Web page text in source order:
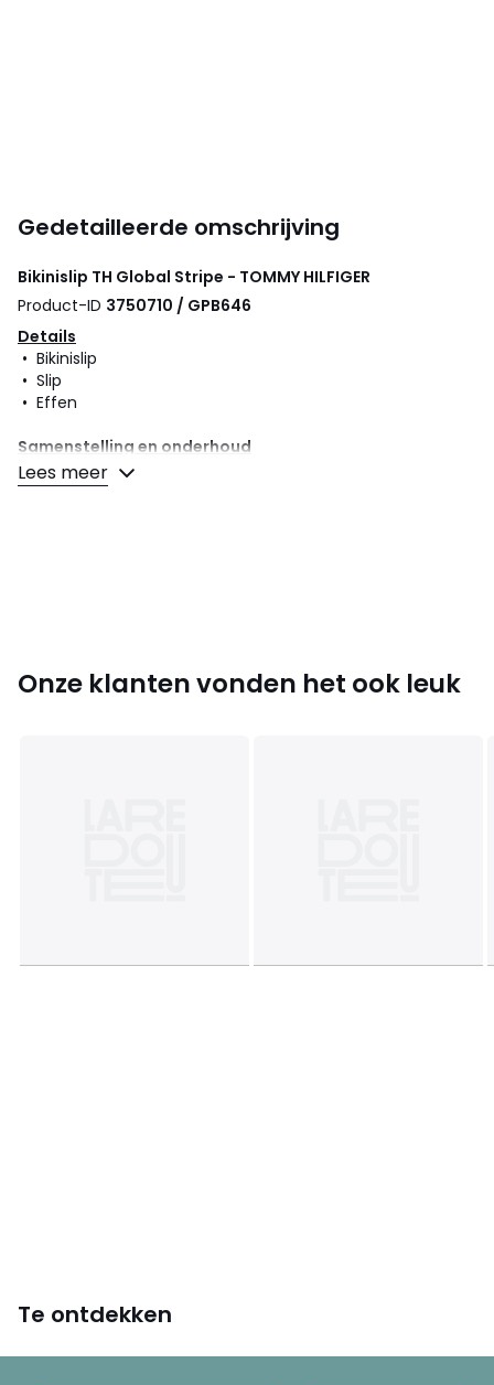
Gedetailleerde omschrijving
Bikinislip TH Global Stripe - TOMMY HILFIGER
Product-ID 3750710 / GPB646
Details
• Bikinislip
• Slip
• Effen
Samenstelling en onderhoud
• 75% polyamide, 25% elasthan
• Onderhoud : zie etiket
Lees meer
Onze klanten vonden het ook leuk
Te ontdekken